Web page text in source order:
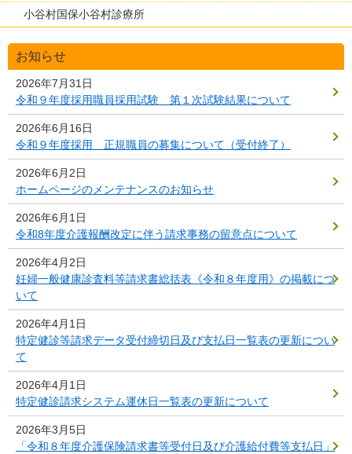
小谷村国保小谷村診療所
お知らせ
2026年7月31日
令和９年度採用職員採用試験 第１次試験結果について
2026年6月16日
令和９年度採用 正規職員の募集について（受付終了）
2026年6月2日
ホームページのメンテナンスのお知らせ
2026年6月1日
令和8年度介護報酬改定に伴う請求事務の留意点について
2026年4月2日
妊婦一般健康診査料等請求書総括表《令和８年度用》の掲載につ
いて
2026年4月1日
特定健診等請求データ受付締切日及び支払日一覧表の更新につい
て
2026年4月1日
特定健診請求システム運休日一覧表の更新について
2026年3月5日
「令和８年度介護保険請求書等受付日及び介護給付費等支払日」